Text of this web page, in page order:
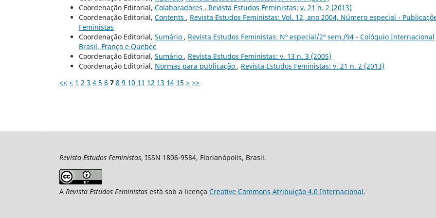
Coordenação Editorial, Colaboradores , Revista Estudos Feministas: v. 21 n. 2 (2013)
Coordenação Editorial, Contents , Revista Estudos Feministas: Vol. 12, ano 2004, Número especial -
Feministas
Coordenação Editorial, Sumário , Revista Estudos Feministas: Nº especial/2º sem./94 - Colóquio Internacional
Brasil, França e Quebec
Coordenação Editorial, Sumário , Revista Estudos Feministas: v. 13 n. 3 (2005)
Coordenação Editorial, Normas para publicação , Revista Estudos Feministas: v. 21 n. 2 (2013)
<< < 1 2 3 4 5 6 7 8 9 10 11 12 13 14 15 > >>
Revista Estudos Feministas, ISSN 1806-9584, Florianópolis, Brasil.
A Revista Estudos Feministas está sob a licença Creative Commons Atribuição 4.0 Internacional.